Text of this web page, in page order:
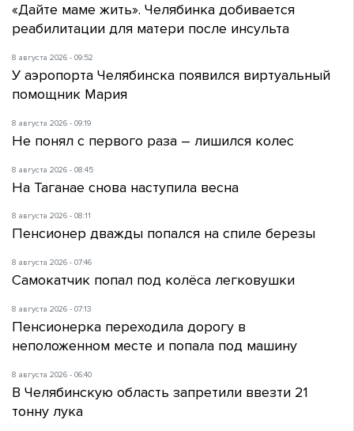
«Дайте маме жить». Челябинка добивается
реабилитации для матери после инсульта
8 августа 2026 - 09:52
У аэропорта Челябинска появился виртуальный
помощник Мария
8 августа 2026 - 09:19
Не понял с первого раза – лишился колес
8 августа 2026 - 08:45
На Таганае снова наступила весна
8 августа 2026 - 08:11
Пенсионер дважды попался на спиле березы
8 августа 2026 - 07:46
Самокатчик попал под колёса легковушки
8 августа 2026 - 07:13
Пенсионерка переходила дорогу в
неположенном месте и попала под машину
8 августа 2026 - 06:40
В Челябинскую область запретили ввезти 21
тонну лука